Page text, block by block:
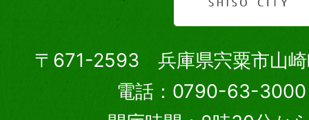
〒671-2593 兵庫県宍粟市山崎
電話：0790-63-3000